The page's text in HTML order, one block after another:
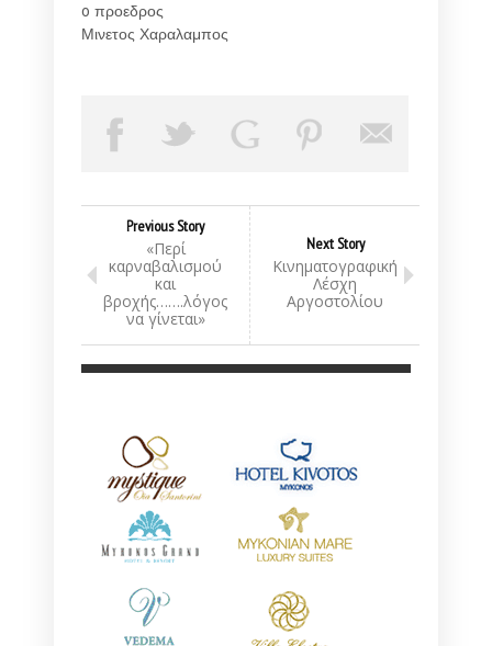
o προεδρος
Μινετος Χαραλαμπος
Previous Story
«Περί
καρναβαλισμού
και
βροχής…….λόγος
να γίνεται»
Next Story
Κινηματογραφική
Λέσχη
Αργοστολίου